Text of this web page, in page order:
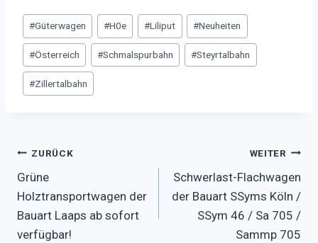
Schlagworte:
#Güterwagen #H0e #Liliput #Neuheiten
#Österreich #Schmalspurbahn #Steyrtalbahn
#Zillertalbahn
Beitragsnavigation
ZURÜCK
Grüne
Holztransportwagen der
Bauart Laaps ab sofort
verfügbar!
WEITER
Schwerlast-Flachwagen
der Bauart SSyms Köln /
SSym 46 / Sa 705 /
Sammp 705